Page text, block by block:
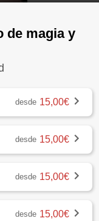
de magia y
desde 15,00€
desde 15,00€
desde 15,00€
desde 15,00€